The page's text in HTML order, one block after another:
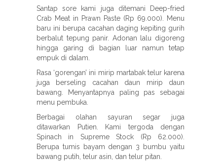
Santap sore kami juga ditemani Deep-fried
Crab Meat in Prawn Paste (Rp 69.000). Menu
baru ini berupa cacahan daging kepiting gurih
berbalut tepung panir. Adonan lalu digoreng
hingga garing di bagian luar namun tetap
empuk di dalam.
Rasa ‘gorengan’ ini mirip martabak telur karena
juga berseling cacahan daun mirip daun
bawang. Menyantapnya paling pas sebagai
menu pembuka.
Berbagai olahan sayuran segar juga
ditawarkan Putien. Kami tergoda dengan
Spinach in Supreme Stock (Rp 62.000).
Berupa tumis bayam dengan 3 bumbu yaitu
bawang putih, telur asin, dan telur pitan.